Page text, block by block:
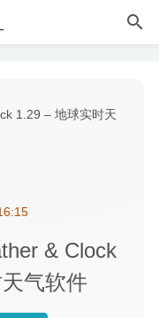
& Clock
气软件
右键菜单扩展工具
易用的重复文件查找
件 2026-04-13